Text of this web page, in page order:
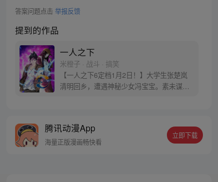
答案问题点击 举报反馈
提到的作品
一人之下
米橙子 · 战斗 · 搞笑
【一人之下6定档1月2日！】大学生张楚岚
清明回乡，遭遇神秘少女冯宝宝。素未谋面
密，张楚岚的生活被彻底颠覆，与冯宝宝一
同踏上“异人”之旅。
腾讯动漫App
海量正版漫画畅快看
立即下载